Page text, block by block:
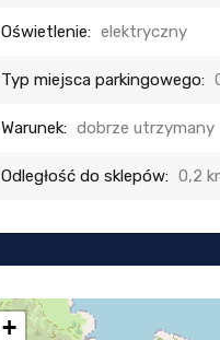
Oświetlenie: elektryczny
Typ miejsca parkingowego:
Warunek: dobrze utrzymany
Odległość do sklepów: 0,2
+